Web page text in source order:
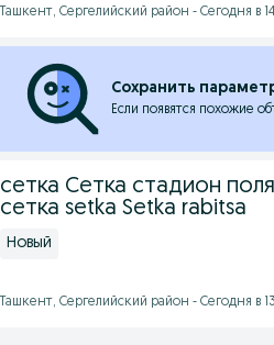
Ташкент, Сергелийский район - Сегодня в
Сохранить
Если появятся похожие
сетка Сетка стадион
сетка setka Setka rabitsa
Новый
Ташкент, Сергелийский район - Сегодня в